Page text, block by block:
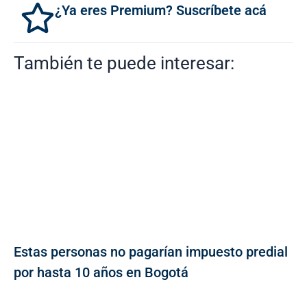
¿Ya eres Premium? Suscríbete acá
También te puede interesar:
Estas personas no pagarían impuesto predial
por hasta 10 años en Bogotá